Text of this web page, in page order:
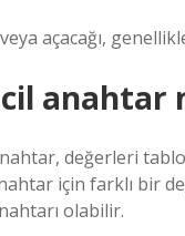
açacağı,
anahtar
değerleri
için farklı bir
olabilir.